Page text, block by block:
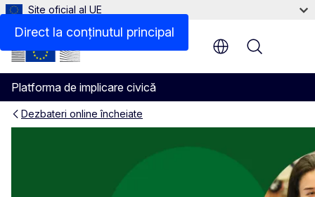
Direct la conținutul principal
Site oficial al UE
Platforma de implicare civică
Menu
Dezbateri online încheiate